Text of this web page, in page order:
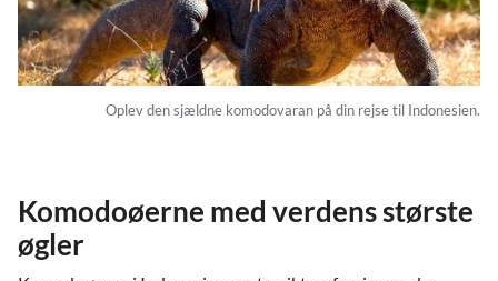
Oplev den sjældne komodovaran på din rejse til Indonesien.
Komodoøerne med verdens største
øgler